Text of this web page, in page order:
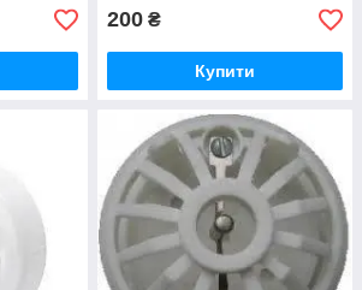
200 ₴
Купити